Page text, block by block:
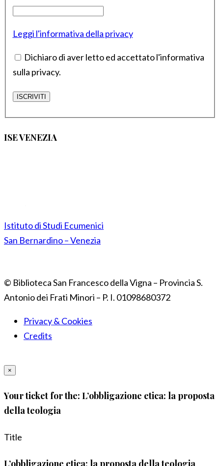
Leggi l'informativa della privacy
Dichiaro di aver letto ed accettato l'informativa
sulla privacy.
ISE VENEZIA
Istituto di Studi Ecumenici
San Bernardino – Venezia
© Biblioteca San Francesco della Vigna – Provincia S.
Antonio dei Frati Minori – P. I. 01098680372
Privacy & Cookies
Credits
×
Your ticket for the: L’obbligazione etica: la proposta
della teologia
Title
L’obbligazione etica: la proposta della teologia